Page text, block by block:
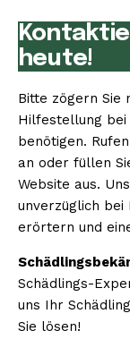
heute!
Bitte zögern Sie
Hilfestellung bei
benötigen.
an oder füllen
Website aus.
unverzüglich bei
erörtern und
Schädlings-
uns Ihr
Sie lösen!